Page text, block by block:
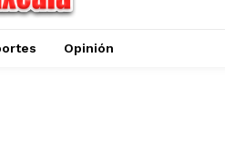
Opinión